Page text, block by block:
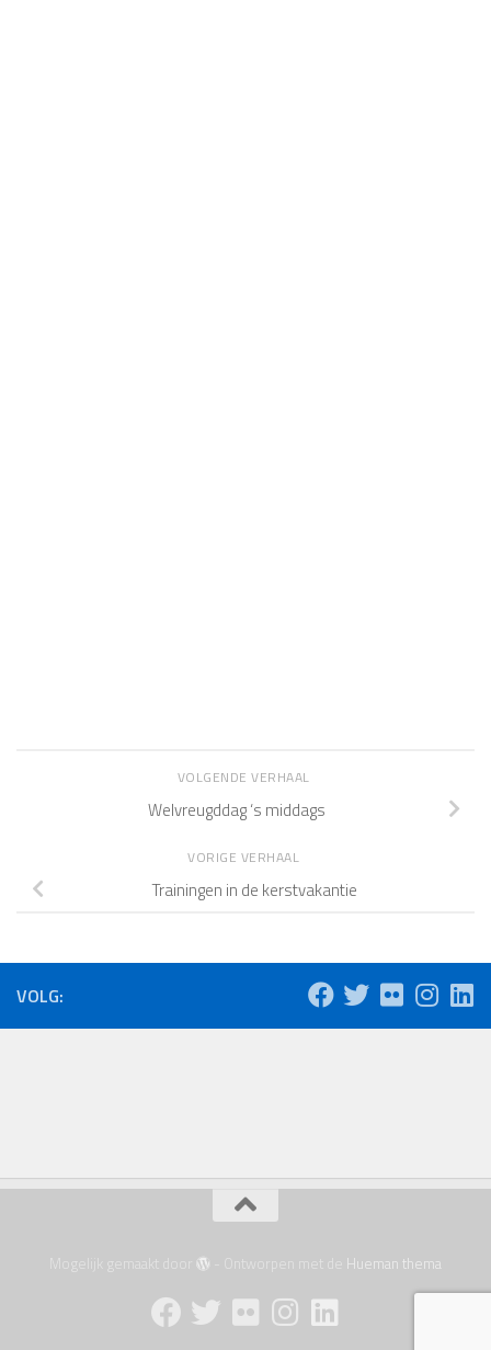
VOLGENDE VERHAAL
Welvreugddag ‘s middags
VORIGE VERHAAL
Trainingen in de kerstvakantie
VOLG:
Mogelijk gemaakt door - Ontworpen met de Hueman thema